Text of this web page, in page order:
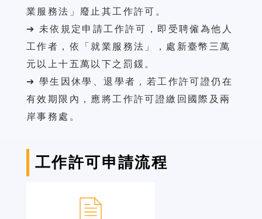
業服務法」廢止其工作許可。
➔ 未依規定申請工作許可，即受聘僱為他人
工作者，依「就業服務法」，處新臺幣三萬
元以上十五萬以下之罰鍰。
➔ 學生因休學、退學者，若工作許可證仍在
有效期限內，應將工作許可證繳回國際及兩
岸事務處。
工作許可申請流程